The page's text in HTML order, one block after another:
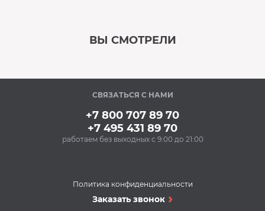
Смеситель
ВЫ СМОТРЕЛИ
Под заказ
СВЯЗАТЬСЯ С НАМИ
+7 800 707 89 70
+7 495 431 89 70
работаем без выходных с 9:00 до 21:00
Политика конфиденциальности
Заказать звонок